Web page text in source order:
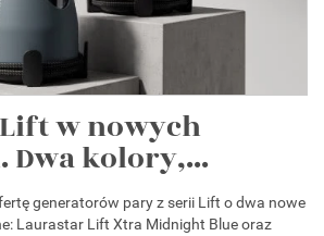
w nowych
Dwa kolory,...
generatorów pary z serii Lift o dwa nowe
Laurastar Lift Xtra Midnight Blue oraz